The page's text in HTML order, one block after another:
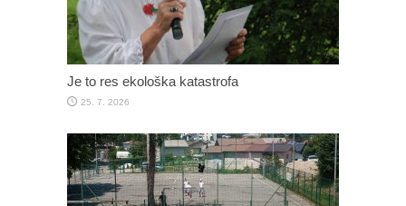
Je to res ekološka katastrofa
25. 7. 2026